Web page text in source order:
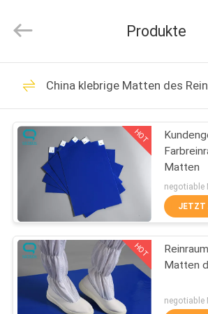
HAUS
PRODUKTE
ÜBER
FABRIK-
AUSFLUG
Technology
Co.,Ltd.
Reserved.
Reinraum-
Abwischen
Cleanroom-
Fingerschutz
Produkte
China klebrige Matten des
HOT
Matten
negotiable
JETZT
HOT
Matten
negotiable